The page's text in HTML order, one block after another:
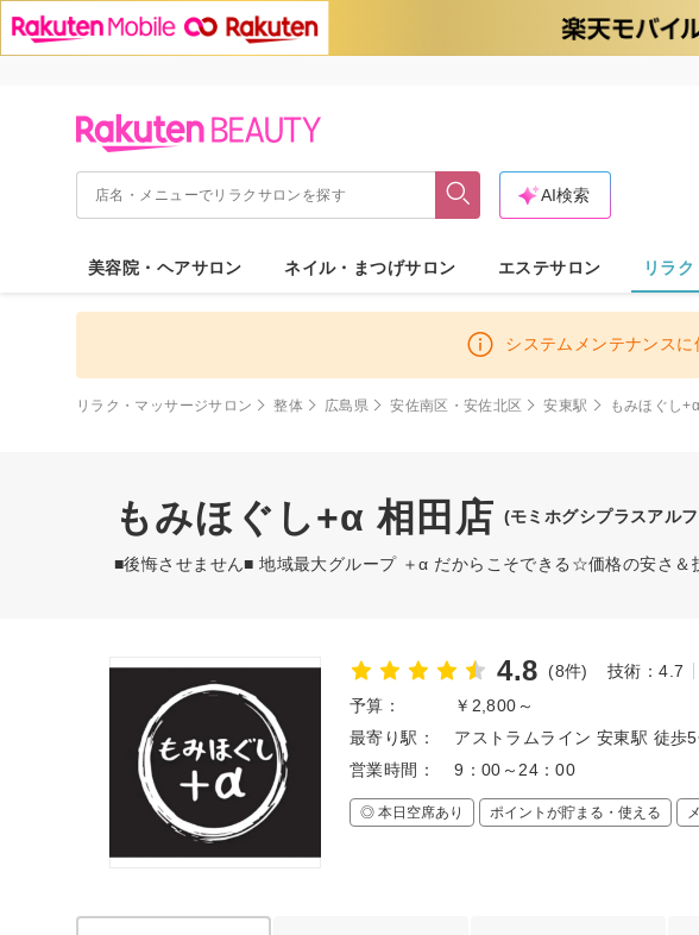
AI検索
美容院・ヘアサロン ネイル・まつげサロン エステサロン リラ
システムメンテナンス
リラク・マッサージサロン 整体 広島県 安佐南区・安佐北区 安東駅 もみほぐし
もみほぐし+α 相田店 (モミホグシプラスアル
■後悔させません■ 地域最大グループ ＋α だからこそできる☆価格の安さ＆
4.8 (8件) 技術：4.7
予算：
￥2,800～
最寄り駅：
アストラムライン 安東駅 徒歩
営業時間：
9：00～24：00
◎ 本日空席あり ポイントが貯まる・使える